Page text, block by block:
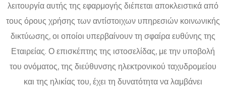
λειτουργία αυτής της εφαρμογής διέπεται αποκλειστικά από
τους όρους χρήσης των αντίστοιχων υπηρεσιών κοινωνικής
δικτύωσης, οι οποίοι υπερβαίνουν τη σφαίρα ευθύνης της
Εταιρείας. Ο επισκέπτης της ιστοσελίδας, με την υποβολή
του ονόματος, της διεύθυνσης ηλεκτρονικού ταχυδρομείου
και της ηλικίας του, έχει τη δυνατότητα να λαμβάνει